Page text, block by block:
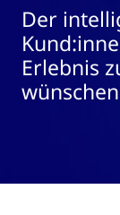
Der
Erlebnis
wünschen